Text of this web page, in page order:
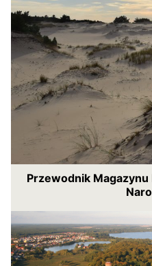
Przewodnik Magazynu